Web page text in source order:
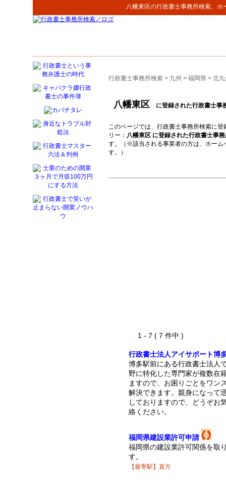
八幡東区の行政書士事務所検索、ホ
行政書士事務所検索 > 九州 > 福岡県 > 北
八幡東区 に登録された行政書士事
このページでは、行政書士事務所検索に
リー： 八幡東区 に登録された行政書士事
す。（※該当される事業者の方は、ホーム
す。）
1 - 7 ( 7 件中 )
行政書士法人アイサポート博
博多駅前にある行政書士法人
野に特化した専門家が複数在
ますので、お困りごとをワン
解決できます。親身になって
しておりますので、どうぞお
絡ください。
福岡県建設業許可申請
福岡県の建設業許可関係を取
す。
【最寄駅】直方